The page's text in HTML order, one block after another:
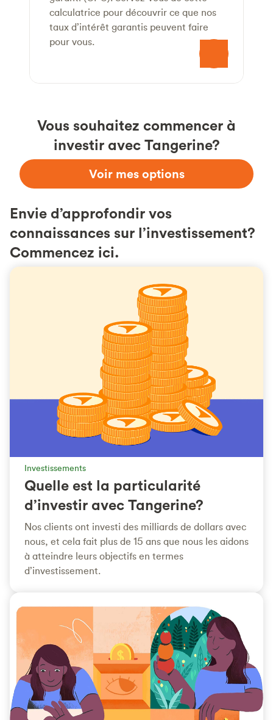
calculatrice pour découvrir ce que nos
taux d’intérêt garantis peuvent faire
pour vous.
Vous souhaitez commencer à
investir avec Tangerine?
Voir mes options
Envie d’approfondir vos
connaissances sur l’investissement?
Commencez ici.
Investissements
Quelle est la particularité
d’investir avec Tangerine?
Nos clients ont investi des milliards de dollars avec
nous, et cela fait plus de 15 ans que nous les aidons
à atteindre leurs objectifs en termes
d’investissement.